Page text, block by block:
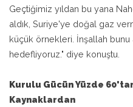
Geçtiğimiz yıldan bu yana
aldık, Suriye'ye doğal gaz
küçük örnekleri. İnşallah bunu
hedefliyoruz." diye konuştu.
Kurulu GücünYüzde
Kaynaklardan